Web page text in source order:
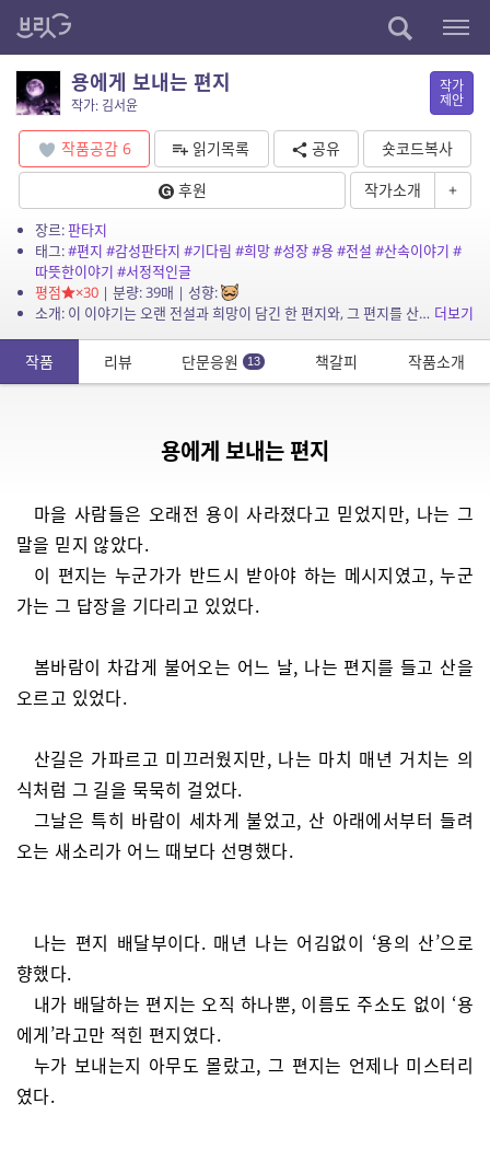
용에게 보내는 편지
작가: 김서윤
작가
제안
작품공감 6 읽기목록 공유
숏코드복사
후원
작가소개 +
장르:판타지
태그:#편지 #감성판타지 #기다림 #희망#성장#용#전설 #산속이야기 #
따뜻한이야기 #서정적인글
평점
×30| 분량: 39매 | 성향:
소개: 이 이야기는 오랜 전설과 희망이 담긴 한 편지와, 그 편지를 산꼭대기에 사는 용에게로 전하는 한 배달부의 여정을 그립니다. 마을 사람들은 용이 사라졌다고 믿지만, 주인공은 그 기다... 더보기
작품 리뷰 단문응원 13 책갈피 작품소개
용에게 보내는 편지
마을 사람들은 오래전 용이 사라졌다고 믿었지만, 나는 그
말을 믿지 않았다.
이 편지는 누군가가 반드시 받아야 하는 메시지였고, 누군
가는 그 답장을 기다리고 있었다.
봄바람이 차갑게 불어오는 어느 날, 나는 편지를 들고 산을
오르고 있었다.
산길은 가파르고 미끄러웠지만, 나는 마치 매년 거치는 의
식처럼 그 길을 묵묵히 걸었다.
그날은 특히 바람이 세차게 불었고, 산 아래에서부터 들려
오는 새소리가 어느 때보다 선명했다.
나는 편지 배달부이다. 매년 나는 어김없이 ‘용의 산’으로
향했다.
내가 배달하는 편지는 오직 하나뿐, 이름도 주소도 없이 ‘용
에게’라고만 적힌 편지였다.
누가 보내는지 아무도 몰랐고, 그 편지는 언제나 미스터리
였다.